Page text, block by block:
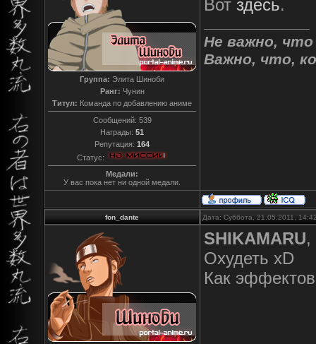
Группа: Элита Шиноби
Ранг: Чунин
Титул: Команда по добавлению аниме
Сообщений: 539
Награды: 51
Репутация: 164
Статус:
Медали:
У вас пока нет ни одной медали.
Вот здесь.
Не важно, что
Важно, что,
fon_dante Дата: Суббота, 21.05.2011,
SHIKAMARU,
Охудеть xD
Как